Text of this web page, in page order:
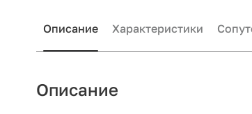
Описание Характеристики
Описание